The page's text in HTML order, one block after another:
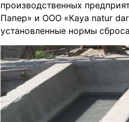
производственных
Папер» и ООО «Кaya natur
установленные нормы